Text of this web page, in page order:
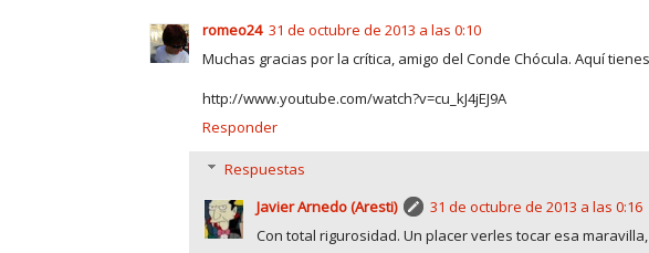
romeo24 31 de octubre de 2013 a las 0:10
Muchas gracias por la crítica, amigo del Conde Chócula. Aquí
http://www.youtube.com/watch?v=cu_kJ4jEJ9A
Responder
Respuestas
Javier Arnedo (Aresti)
31 de octubre de 2013 a las 0:16
Con total rigurosidad. Un placer verles tocar esa